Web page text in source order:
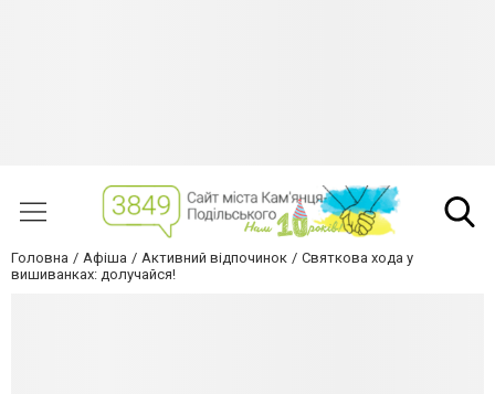
Головна Афіша Активний відпочинок
Святкова хода у
вишиванках: долучайся!